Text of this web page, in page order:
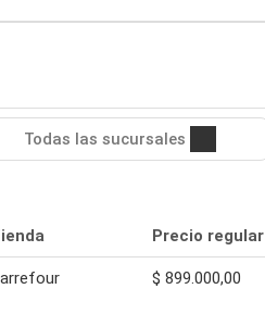
Todas las sucursales
Precio regular
$ 899.000,00